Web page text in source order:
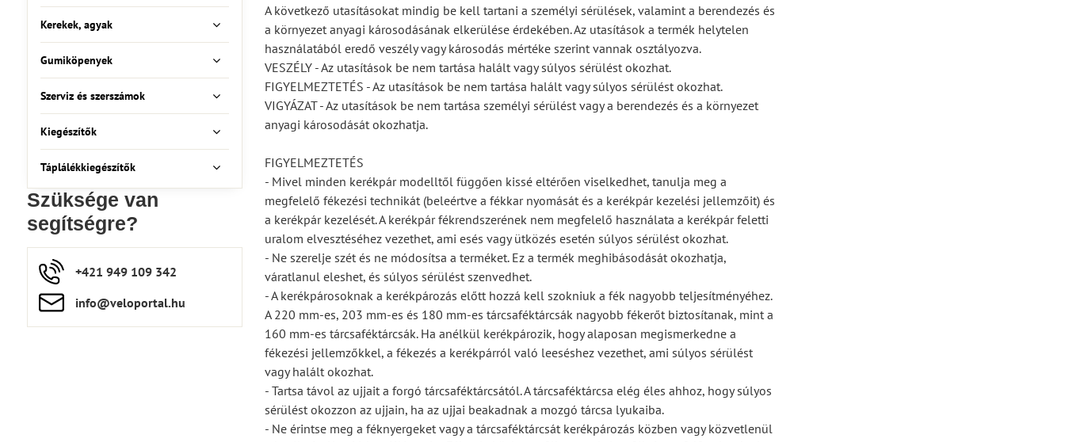
A következő utasításokat mindig be kell tartani a személyi sérülések, valamint a berendezés és
a környezet anyagi károsodásának elkerülése érdekében. Az utasítások a termék helytelen
használatából eredő veszély vagy károsodás mértéke szerint vannak osztályozva.
VESZÉLY - Az utasítások be nem tartása halált vagy súlyos sérülést okozhat.
FIGYELMEZTETÉS - Az utasítások be nem tartása halált vagy súlyos sérülést okozhat.
VIGYÁZAT - Az utasítások be nem tartása személyi sérülést vagy a berendezés és a környezet
anyagi károsodását okozhatja.
FIGYELMEZTETÉS
- Mivel minden kerékpár modelltől függően kissé eltérően viselkedhet, tanulja meg a
megfelelő fékezési technikát (beleértve a fékkar nyomását és a kerékpár kezelési jellemzőit) és
a kerékpár kezelését. A kerékpár fékrendszerének nem megfelelő használata a kerékpár feletti
uralom elvesztéséhez vezethet, ami esés vagy ütközés esetén súlyos sérülést okozhat.
- Ne szerelje szét és ne módosítsa a terméket. Ez a termék meghibásodását okozhatja,
váratlanul eleshet, és súlyos sérülést szenvedhet.
- A kerékpárosoknak a kerékpározás előtt hozzá kell szokniuk a fék nagyobb teljesítményéhez.
A 220 mm-es, 203 mm-es és 180 mm-es tárcsaféktárcsák nagyobb fékerőt biztosítanak, mint a
160 mm-es tárcsaféktárcsák. Ha anélkül kerékpározik, hogy alaposan megismerkedne a
fékezési jellemzőkkel, a fékezés a kerékpárról való leeséshez vezethet, ami súlyos sérülést
vagy halált okozhat.
- Tartsa távol az ujjait a forgó tárcsaféktárcsától. A tárcsaféktárcsa elég éles ahhoz, hogy súlyos
sérülést okozzon az ujjain, ha az ujjai beakadnak a mozgó tárcsa lyukaiba.
- Ne érintse meg a féknyergeket vagy a tárcsaféktárcsát kerékpározás közben vagy közvetlenül
Kerekek, agyak
Gumiköpenyek
Szerviz és szerszámok
Kiegészítők
Táplálékkiegészítők
Szüksége van
segítségre?
+421 949 109 342
info​​@veloportal​.hu